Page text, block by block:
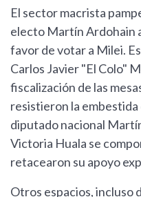
El sector macrista
electo Martín Ardohain
favor de votar a Milei.
Carlos Javier "El Colo"
fiscalización de las
resistieron la
diputado nacional
Victoria Huala se
retacearon su apoyo
Otros espacios, incluso